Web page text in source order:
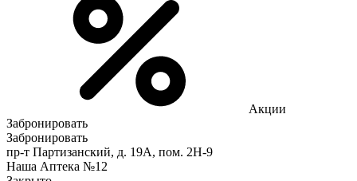
Акции
Забронировать
Забронировать
пр-т Партизанский, д. 19А, пом. 2Н-9
Наша Аптека №12